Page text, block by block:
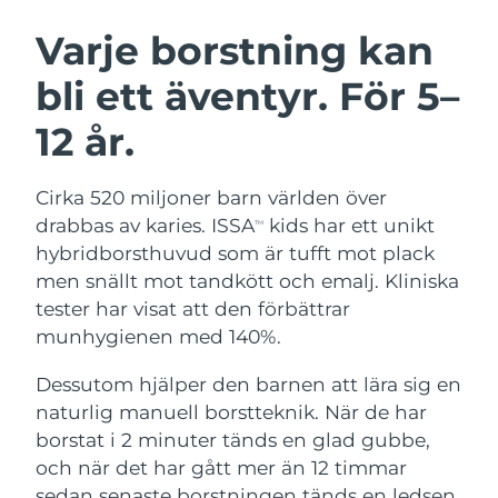
Varje borstning kan
bli ett äventyr. För 5–
12 år.
Cirka 520 miljoner barn världen över
drabbas av karies. ISSATM
kids har ett unikt
hybridborsthuvud som är tufft mot plack
men snällt mot tandkött och emalj. Kliniska
tester har visat att den förbättrar
munhygienen med 140%.
Dessutom hjälper den barnen att lära sig en
naturlig manuell borstteknik. När de har
borstat i 2 minuter tänds en glad gubbe,
och när det har gått mer än 12 timmar
Ansiktsrengöring
Anti-aging massage
LUNA™ 4 Plus
Massage, LED heating
LUNA™ 4 Men
For men, anti-aging massage
Microcurrent toning
BEAR™ 2 go
Microcurrent toning on-the-go
BEAR™ 2 eyes & lips
Microcurrent line smoothing device
Återfuktning
UFO™ 3-paket
Deep facial hydration
UFO™ 3 LED
Near-infrared and red light therapy
device
Munvård
issa™ 4
Hybrid silicone sonic toothbrush
issa™ 4 plus
Smart hybrid silicone sonic toothbrush
FAQ™ ANTI-AGING-BEHANDLING
Anti-aging LED-behandlingar
NEW
Österrike Förväntad leverans
Bahrain Förväntad leverans 8/10/26
Belgien
Bermuda Förväntad leverans
Bosnien och
Hercegovina
Förväntad leverans8/12/26
Brunei Förväntad leverans
Bulgarien
Kanada Förväntad leverans8/13/26
Chile Förväntad leverans